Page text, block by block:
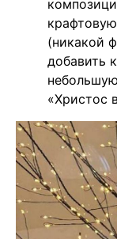
(никакой
добавить
«Христос